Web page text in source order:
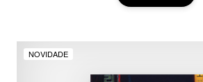
NOVIDADE